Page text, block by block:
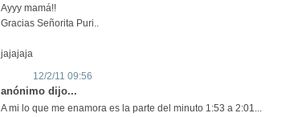
Ayyy mamá!!
Gracias Señorita Puri..
jajajaja
12/2/11 09:56
anónimo dijo...
A mi lo que me enamora es la parte del minuto 1:53 a 2:01...